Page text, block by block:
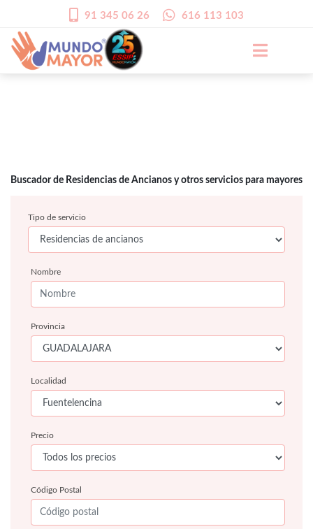
91 345 06 26 616 113 103
Buscador de Residencias de Ancianos y otros servicios para mayores
Tipo de servicio
Nombre
Provincia
Localidad
Precio
Código Postal